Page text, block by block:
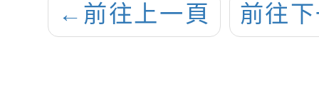
← 前往上一頁 前往